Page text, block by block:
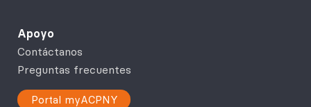
Apoyo
Contáctanos
Preguntas frecuentes
Portal myACPNY